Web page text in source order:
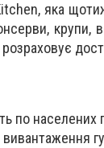
яка
крупи,
по населених